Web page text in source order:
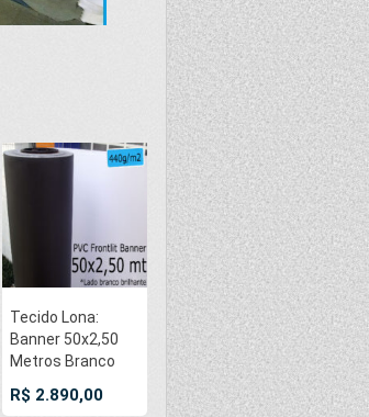
Tecido Lona:
Banner 50x2,50
Metros Branco
440 GSM Flex
R$ 2.890,00